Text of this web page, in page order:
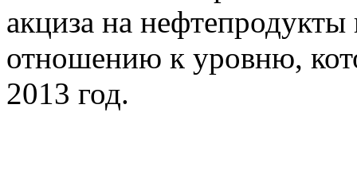
акциза на
отношению к уровню,
2013 год.